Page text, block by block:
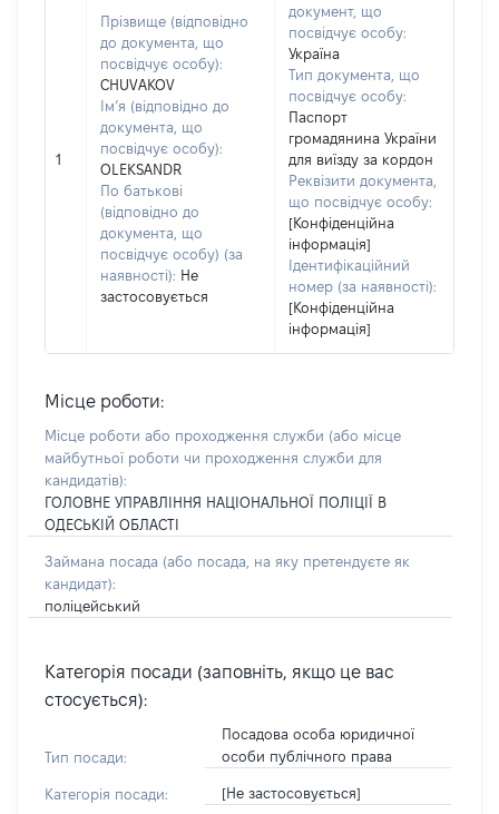
1
Прізвище (відповідно
до документа, що
посвідчує особу):
CHUVAKOV
Ім’я (відповідно до
документа, що
посвідчує особу):
OLEKSANDR
По батькові
(відповідно до
документа, що
посвідчує особу) (за
наявності): Не
застосовується
документ, що
посвідчує особу:
Україна
Тип документа, що
посвідчує особу:
Паспорт
громадянина України
для виїзду за кордон
Реквізити документа,
що посвідчує особу:
[Конфіденційна
інформація]
Ідентифікаційний
номер (за наявності):
[Конфіденційна
інформація]
Місце роботи:
Місце роботи або проходження служби (або місце
майбутньої роботи чи проходження служби для
кандидатів):
ГОЛОВНЕ УПРАВЛІННЯ НАЦІОНАЛЬНОЇ ПОЛІЦІЇ В
ОДЕСЬКІЙ ОБЛАСТІ
Займана посада (або посада, на яку претендуєте як
кандидат):
поліцейський
Категорія посади (заповніть, якщо це вас
стосується):
Тип посади:
Посадова особа юридичної
особи публічного права
Категорія посади: [Не застосовується]